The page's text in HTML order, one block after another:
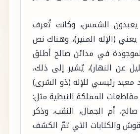
يعبدون الشمس، وكانت تُعرف
يعني (الإله المنير)، وهناك نص
في مدائن صالح أطلق
عن النهار)، يُشير إلى ذلك،
معبد رئيسي للإله (ذو الشرى)
المملكة النبطية مثل:
صالح، أم الجمال، النقب، وذكر
والكتابات التي تمّ الكشف